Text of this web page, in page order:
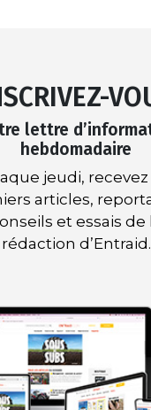
lettre
hebdomadaire
jeudi, recevez
articles,
et essais de
rédaction d’Entraid.